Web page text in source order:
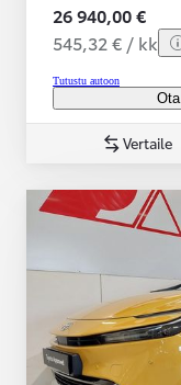
26 940,00 €
545,32 € / kk
Tutustu autoon
Vertaile